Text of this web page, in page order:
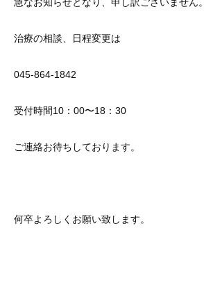
治療の相談、日程変更は
045-864-1842
受付時間10：00〜18：30
ご連絡お待ちしております。
何卒よろしくお願い致します。